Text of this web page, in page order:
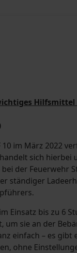
im März 2022
sich hierbei
der Feuerwehr
ständiger
Einsatz bis zu 6
um sie an der
einfach – es
ohne